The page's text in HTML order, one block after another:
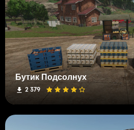
Бутик Подсолнух
2 379